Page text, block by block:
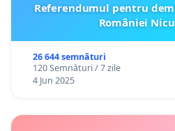
Referendumul pentru
României
26 644 semnături
120 Semnături / 7 zile
4 Jun 2025